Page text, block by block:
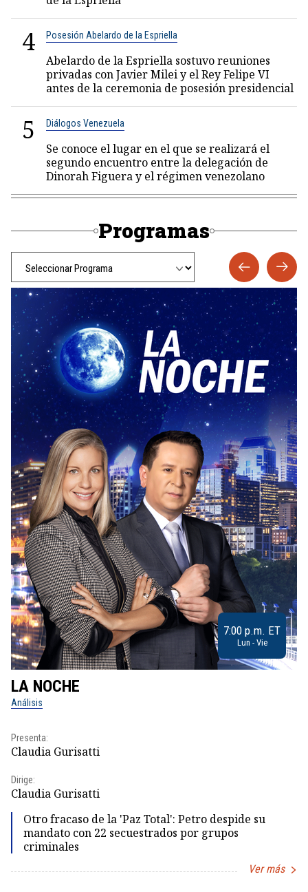
4 Posesión Abelardo de la Espriella
Abelardo de la Espriella sostuvo reuniones
privadas con Javier Milei y el Rey Felipe VI
antes de la ceremonia de posesión presidencial
5 Diálogos Venezuela
Se conoce el lugar en el que se realizará el
segundo encuentro entre la delegación de
Dinorah Figuera y el régimen venezolano
Programas
7:00 p.m. ET
Lun - Vie
LA NOCHE
Análisis
Presenta:
Claudia Gurisatti
Dirige:
Claudia Gurisatti
Otro fracaso de la 'Paz Total': Petro despide su
mandato con 22 secuestrados por grupos
criminales
Ver más